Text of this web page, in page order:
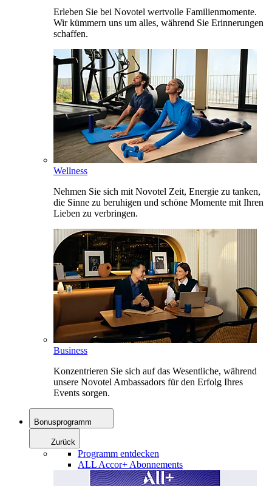
Erleben Sie bei Novotel wertvolle Familienmomente.
Wir kümmern uns um alles, während Sie Erinnerungen
schaffen.
Wellness
Nehmen Sie sich mit Novotel Zeit, Energie zu tanken,
die Sinne zu beruhigen und schöne Momente mit Ihren
Lieben zu verbringen.
Business
Konzentrieren Sie sich auf das Wesentliche, während
unsere Novotel Ambassadors für den Erfolg Ihres
Events sorgen.
Bonusprogramm
Zurück
Programm entdecken
ALL Accor+ Abonnements